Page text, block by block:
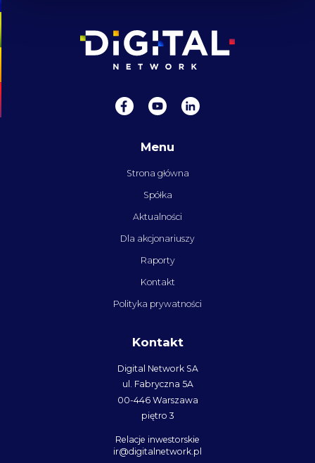
Menu
Strona główna
Spółka
Aktualności
Dla akcjonariuszy
Raporty
Kontakt
Polityka prywatności
Kontakt
Digital Network SA
ul. Fabryczna 5A
00-446 Warszawa
piętro 3
Relacje inwestorskie
ir@digitalnetwork.pl